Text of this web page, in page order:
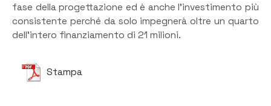
fase della progettazione ed è anche l’investimento più
consistente perché da solo impegnerà oltre un quarto
dell’intero finanziamento di 21 milioni.
Stampa